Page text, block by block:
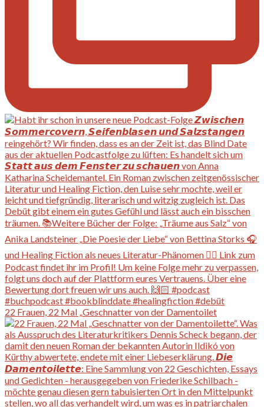
22 Frauen, 22 Mal „Geschnatter von der Damentoilet